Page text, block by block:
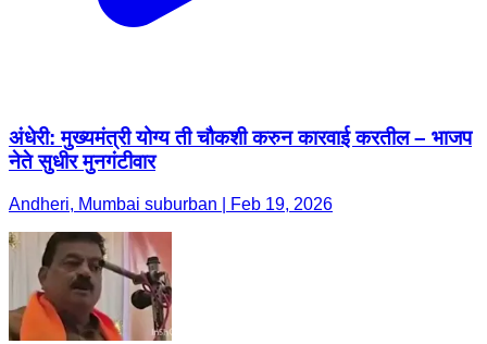
अंधेरी: मुख्यमंत्री योग्य ती चौकशी करुन कारवाई करतील – भाजप
नेते सुधीर मुनगंटीवार
Andheri, Mumbai suburban | Feb 19, 2026